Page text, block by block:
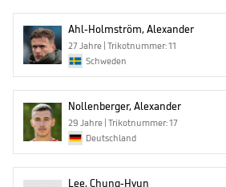
Ahl-Holmström, Alexander
27 Jahre | Trikotnummer: 11
Schweden
Nollenberger, Alexander
29 Jahre | Trikotnummer: 17
Deutschland
Lee, Chung-Hyun